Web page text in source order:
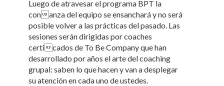
Luego de atravesar el programa BPT la
conanza del equipo se ensanchará y no será
posible volver a las prácticas del pasado. Las
sesiones serán dirigidas por coaches
certicados de To Be Company que han
desarrollado por años el arte del coaching
grupal: saben lo que hacen y van a desplegar
su atención en cada uno de ustedes.